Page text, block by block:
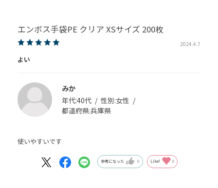
エンボス手袋PE クリア XSサイズ 200枚
2024.4.7
よい
みか
年代:40代 性別:女性
都道府県:兵庫県
使いやすいです
参考になった 0 Like! 0